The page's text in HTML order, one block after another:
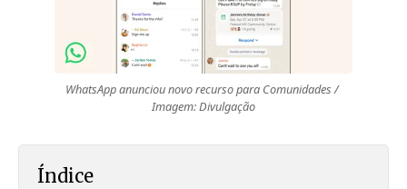
WhatsApp anunciou novo recurso para Comunidades /
Imagem: Divulgação
Índice